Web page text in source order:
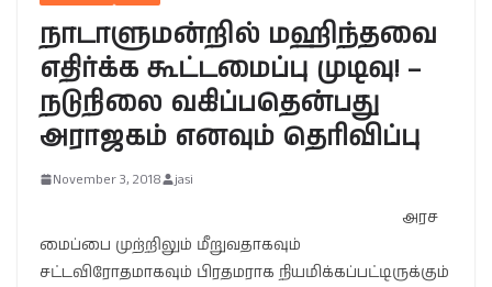
நாடாளுமன்றில் மஹிந்தவை
எதிர்க்க கூட்டமைப்பு முடிவு! –
நடுநிலை வகிப்பதென்பது
அராஜகம் எனவும் தெரிவிப்பு
November 3, 2018 jasi
அரச
மைப்பை முற்றிலும் மீறுவதாகவும்
சட்டவிரோதமாகவும் பிரதமராக நியமிக்கப்பட்டிருக்கும்